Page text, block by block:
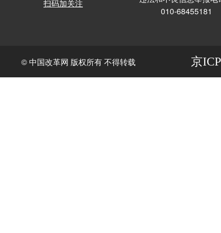
扫码加关注
010-68455181
© 中国改革网 版权所有 不得转载 京